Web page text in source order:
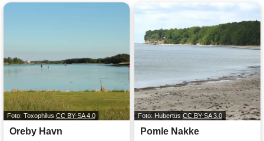
Foto: Toxophilus CC BY-SA 4.0
Oreby Havn
Foto: HubertusCC BY-SA 3.0
Pomle Nakke